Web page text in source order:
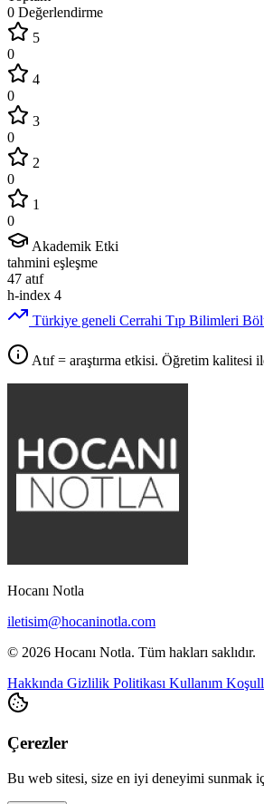
0 Değerlendirme
5
0
4
0
3
0
2
0
1
0
Akademik Etki
tahmini eşleşme
47 atıf
h-index 4
Türkiye geneli Cerrahi Tıp Bilimleri
Atıf = araştırma etkisi. Öğretim kalitesi
Hocanı Notla
iletisim@hocaninotla.com
© 2026 Hocanı Notla. Tüm hakları saklıdır.
Hakkında Gizlilik Politikası Kullanım
Çerezler
Bu web sitesi, size en iyi deneyimi sunmak